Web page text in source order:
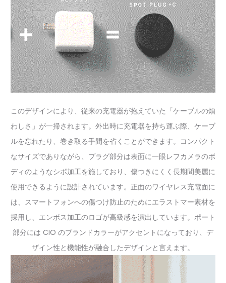
このデザインにより、従来の充電器が抱えていた「ケーブルの煩
わしさ」が一掃されます。外出時に充電器を持ち運ぶ際、ケーブ
ルを忘れたり、巻き取る手間を省くことができます。コンパクト
なサイズでありながら、プラグ部分は表面に一眼レフカメラのボ
ディのようなシボ加工を施しており、傷つきにくく長期間美麗に
使用できるように設計されています。正面のワイヤレス充電面に
は、スマートフォンへの傷つけ防止のためにエラストマー素材を
採用し、エンボス加工のロゴが高級感を演出しています。ポート
部分には CIO のブランドカラーがアクセントになっており、デ
ザイン性と機能性が融合したデザインと言えます。